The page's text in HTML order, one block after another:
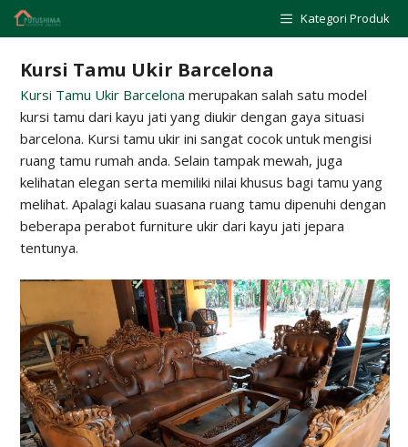
Skip
Kategori Produk
Kursi Tamu Ukir Barcelona
Kursi Tamu Ukir Barcelona merupakan salah satu model
kursi tamu dari kayu jati yang diukir dengan gaya situasi
barcelona. Kursi tamu ukir ini sangat cocok untuk mengisi
ruang tamu rumah anda. Selain tampak mewah, juga
kelihatan elegan serta memiliki nilai khusus bagi tamu yang
melihat. Apalagi kalau suasana ruang tamu dipenuhi dengan
beberapa perabot furniture ukir dari kayu jati jepara
tentunya.